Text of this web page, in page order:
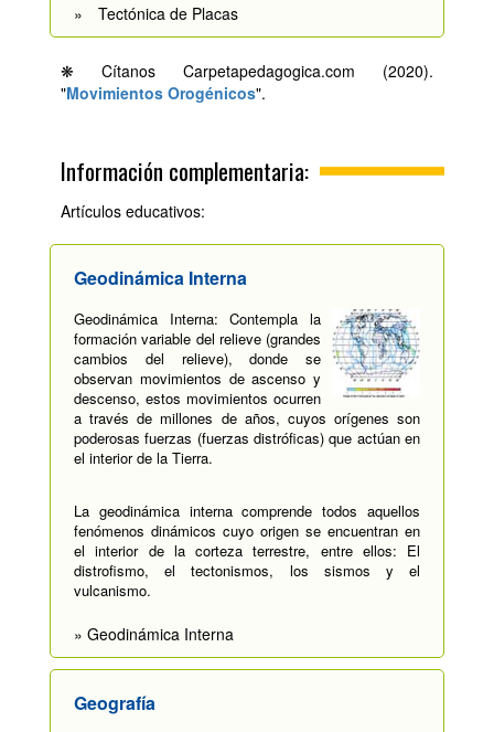
» Tectónica de Placas
❋ Cítanos Carpetapedagogica.com (2020).
"Movimientos Orogénicos".
Información complementaria:
Artículos educativos:
Geodinámica Interna
Geodinámica Interna: Contempla la
formación variable del relieve (grandes
cambios del relieve), donde se
observan movimientos de ascenso y
descenso, estos movimientos ocurren
a través de millones de años, cuyos orígenes son
poderosas fuerzas (fuerzas distróficas) que actúan en
el interior de la Tierra.
La geodinámica interna comprende todos aquellos
fenómenos dinámicos cuyo origen se encuentran en
el interior de la corteza terrestre, entre ellos: El
distrofismo, el tectonismos, los sismos y el
vulcanismo.
» Geodinámica Interna
Geografía